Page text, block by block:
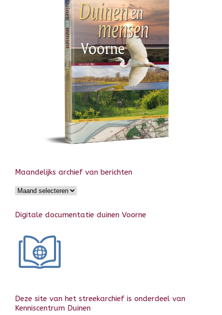
Maandelijks archief van berichten
Maandelijks
van
berichten
Digitale documentatie duinen Voorne
Deze site van het streekarchief is onderdeel van
Kenniscentrum Duinen